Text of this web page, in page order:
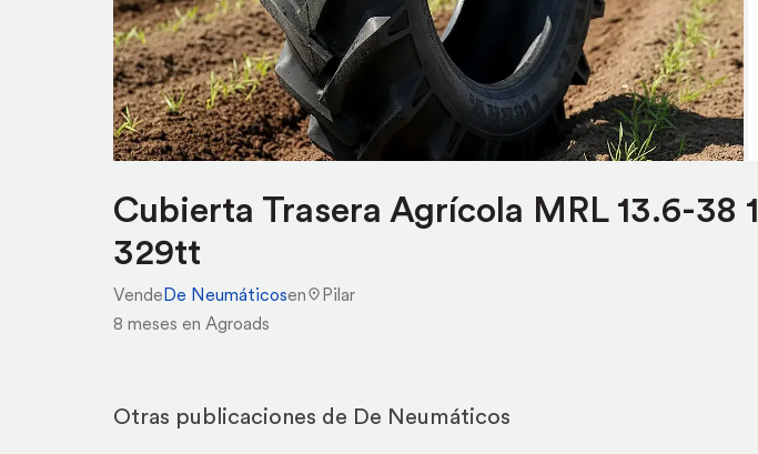
Cubierta Trasera Agrícola MRL 13.6-38
329tt
VendeDe Neumáticosen
Pilar
8 meses en Agroads
Otras publicaciones de De Neumáticos